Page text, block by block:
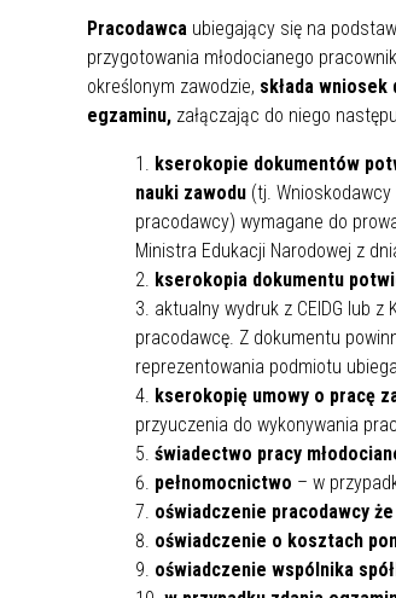
SZANSA – FORMY
WSPARCIA OBSZARU
ZREWITALIZOWANEGO
BĘDZIŃSKA AKADEMIA
SPORTOWCA
PROJEKT EKOLIDERKI
WZMOCNIENIE PROCESU
SPRAWIEDLIWEJ
ŚLĄSKA
KONKURS FOTOGRAFICZNY
„METROPOLIA. PRZEZ
WODY”
NAUCZYCIELI
Pracodawca ubiegający się na
przygotowania młodocianego
określonym zawodzie, składa
egzaminu, załączając do niego
kserokopie dokumentów
nauki zawodu (tj.
pracodawcy) wymagane do
Ministra Edukacji Narodowej z
kserokopia dokumentu
aktualny wydruk z CEIDG lub
pracodawcę. Z dokumentu
reprezentowania podmiotu
kserokopię umowy o pracę
przyuczenia do wykonywania
świadectwo pracy
pełnomocnictwo – w
oświadczenie pracodawcy
oświadczenie o kosztach
oświadczenie wspólnika